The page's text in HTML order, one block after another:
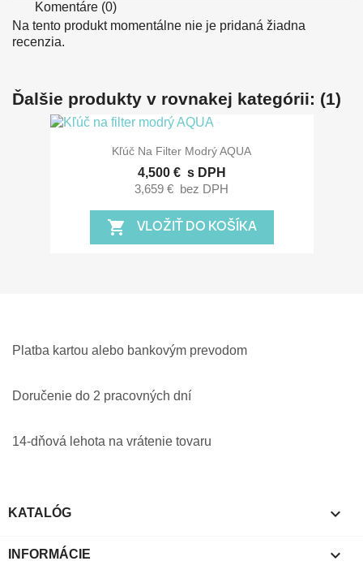
Komentáre (0)
Na tento produkt momentálne nie je pridaná žiadna
recenzia.
Ďalšie produkty v rovnakej kategórii: (1)
Kľúč Na Filter Modrý AQUA
4,500 € s DPH
3,659 € bez DPH
shopping_cart VLOŽIŤ DO KOŠÍKA
Platba kartou alebo bankovým prevodom
Doručenie do 2 pracovných dní
14-dňová lehota na vrátenie tovaru
KATALÓG 
INFORMÁCIE 